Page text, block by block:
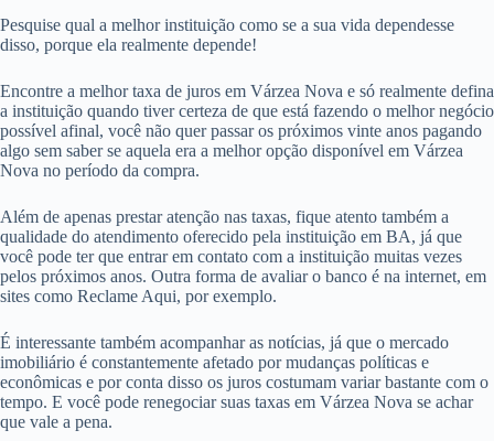
Pesquise qual a melhor instituição como se a sua vida dependesse
disso, porque ela realmente depende!
Encontre a melhor taxa de juros em Várzea Nova e só realmente defina
a instituição quando tiver certeza de que está fazendo o melhor negócio
possível afinal, você não quer passar os próximos vinte anos pagando
algo sem saber se aquela era a melhor opção disponível em Várzea
Nova no período da compra.
Além de apenas prestar atenção nas taxas, fique atento também a
qualidade do atendimento oferecido pela instituição em BA, já que
você pode ter que entrar em contato com a instituição muitas vezes
pelos próximos anos. Outra forma de avaliar o banco é na internet, em
sites como Reclame Aqui, por exemplo.
É interessante também acompanhar as notícias, já que o mercado
imobiliário é constantemente afetado por mudanças políticas e
econômicas e por conta disso os juros costumam variar bastante com o
tempo. E você pode renegociar suas taxas em Várzea Nova se achar
que vale a pena.